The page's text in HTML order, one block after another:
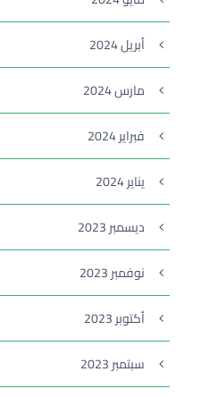
أبريل 2024
مارس 2024
فبراير 2024
يناير 2024
ديسمبر 2023
نوفمبر 2023
أكتوبر 2023
سبتمبر 2023